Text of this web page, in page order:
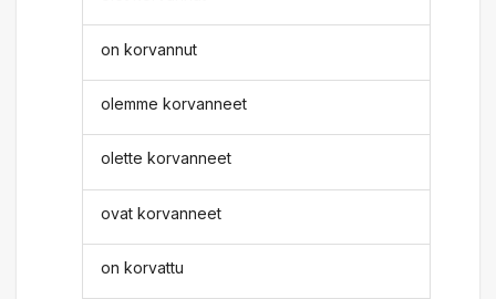
on korvannut
olemme korvanneet
olette korvanneet
ovat korvanneet
on korvattu